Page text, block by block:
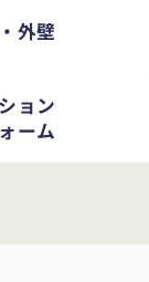
外壁
ョン
ーム